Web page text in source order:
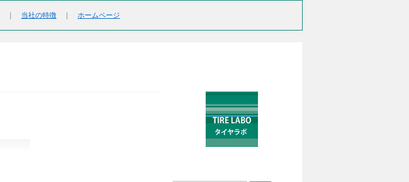
当社の特徴 ホームページ